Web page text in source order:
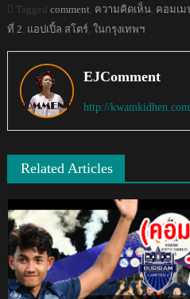
Tagged comment ความคิดเห็น, คอมเม
ที่ 2 แอปเปิ้ล สโตร์, ในกรุงเทพฯ
EJComment
http://kwamkidhen.com
Related Articles